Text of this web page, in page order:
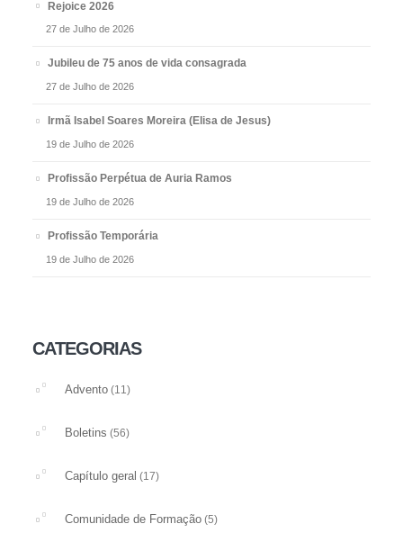
Rejoice 2026
27 de Julho de 2026
Jubileu de 75 anos de vida consagrada
27 de Julho de 2026
Irmã Isabel Soares Moreira (Elisa de Jesus)
19 de Julho de 2026
Profissão Perpétua de Auria Ramos
19 de Julho de 2026
Profissão Temporária
19 de Julho de 2026
CATEGORIAS
Advento (11)
Boletins (56)
Capítulo geral (17)
Comunidade de Formação (5)